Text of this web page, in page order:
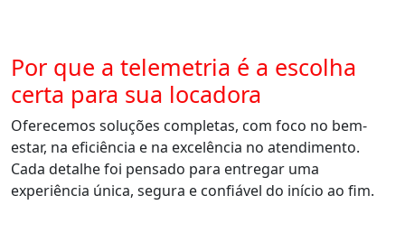
Por que a telemetria é a escolha
certa para sua locadora
Oferecemos soluções completas, com foco no bem-
estar, na eficiência e na excelência no atendimento.
Cada detalhe foi pensado para entregar uma
experiência única, segura e confiável do início ao fim.